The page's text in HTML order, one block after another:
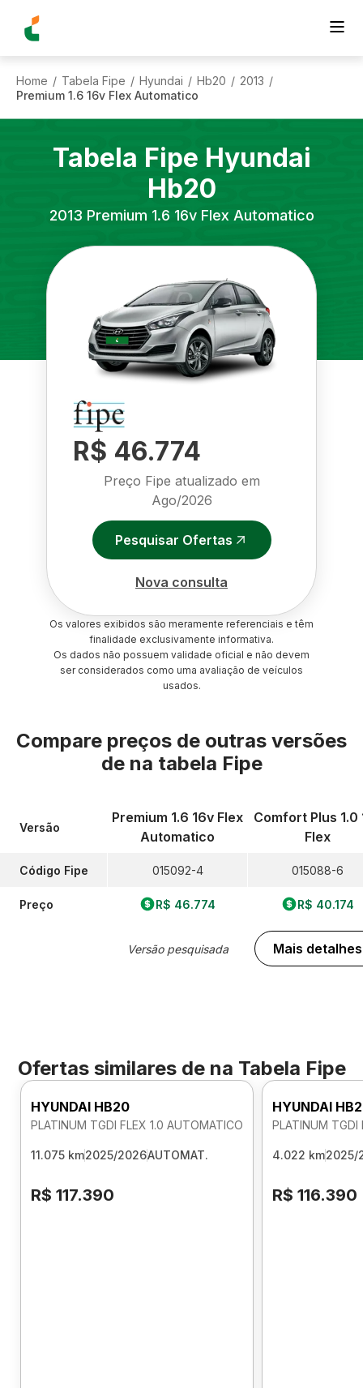
Home / Tabela Fipe / Hyundai / Hb20 / 2013 /
Premium 1.6 16v Flex Automatico
Tabela Fipe Hyundai
Hb20
2013 Premium 1.6 16v Flex Automatico
R$ 46.774
Preço Fipe atualizado em
Ago/2026
Pesquisar Ofertas
Nova consulta
Os valores exibidos são meramente referenciais e têm
finalidade exclusivamente informativa.
Os dados não possuem validade oficial e não devem
ser considerados como uma avaliação de veículos
usados.
Compare preços de outras versões
de na tabela Fipe
Versão
Código Fipe
Preço
Premium 1.6 16v Flex
Automatico
015092-4
R$ 46.774
Versão pesquisada
Comfort Plus 1.0
Flex
015088-6
R$ 40.174
Mais detalhes
Ofertas similares de na Tabela Fipe
HYUNDAI HB20
PLATINUM TGDI FLEX 1.0 AUTOMATICO
11.075 km2025/2026AUTOMAT.
R$ 117.390
HYUNDAI
PLATINUM TGDI
4.022 km2025/
R$ 116.390